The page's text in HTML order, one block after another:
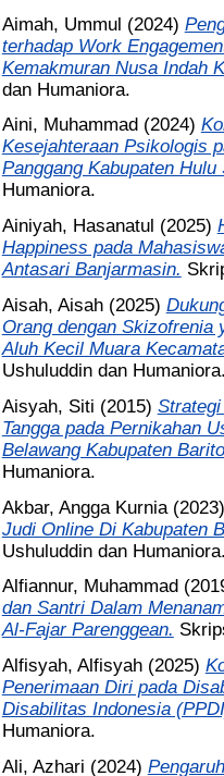
Aimah, Ummul (2024)
terhadap Work
Kemakmuran Nusa Indah
dan Humaniora.
Aini, Muhammad (2024)
Kesejahteraan Psikologis
Panggang Kabupaten Hulu
Humaniora.
Ainiyah, Hasanatul (2025)
Happiness pada
Antasari Banjarmasin.
Aisah, Aisah(2025)
Orang dengan Skizofrenia
Aluh Kecil Muara
Ushuluddin dan
Aisyah, Siti (2015)
Tangga pada Pernikahan
Belawang Kabupaten
Humaniora.
Akbar, Angga Kurnia
Judi Online Di Kabupaten
Ushuluddin dan
Alfiannur, Muhammad
dan Santri Dalam
Al-Fajar Parenggean.
Alfisyah, Alfisyah(2025)
Penerimaan Diri pada
Disabilitas Indonesia
Humaniora.
Ali, Azhari (2024)